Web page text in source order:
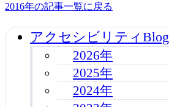
2016年の記事一覧に戻る
アクセシビリティBlog
2026年
2025年
2024年